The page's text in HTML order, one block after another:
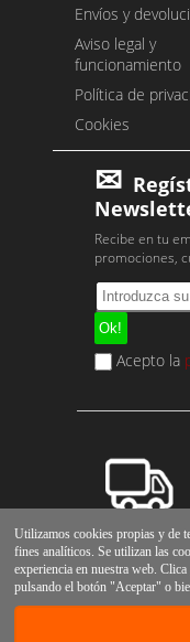
Envíos y
Aviso legal y
funcionamiento
Política de
Cookies
Recibe en tu
promociones,
Acepto la
Utilizamos cookies propias y de
fines analíticos. Se utilizan las
experiencia en nuestra web. Clica
pulsando el botón "Aceptar" o